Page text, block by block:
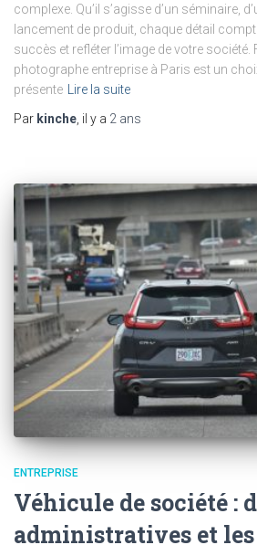
complexe. Qu’il s’agisse d’un séminaire,
lancement de produit, chaque détail
succès et refléter l’image de votre société.
photographe entreprise à Paris est un
présente
Lire la suite
Par kinche , il y a 2 ans
ENTREPRISE
Véhicule de société :
administratives et les